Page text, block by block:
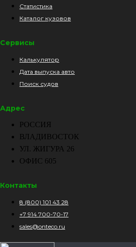
Статистика
Каталог кузовов
Сервисы
Калькулятор
Дата выпуска авто
Поиск судов
Адрес
РОССИЯ
ВЛАДИВОСТОК
УЛ. ЖИГУРА 26
ОФИС 605
Контакты
8 (800) 101 43 28
+7 914 700-70-17
sales@onteco.ru